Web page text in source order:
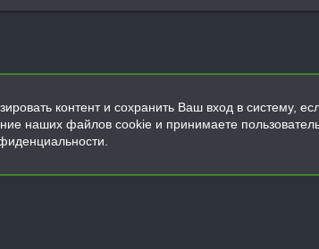
контент и сохранить Ваш вход в систему,
наших файлов cookie и принимаете